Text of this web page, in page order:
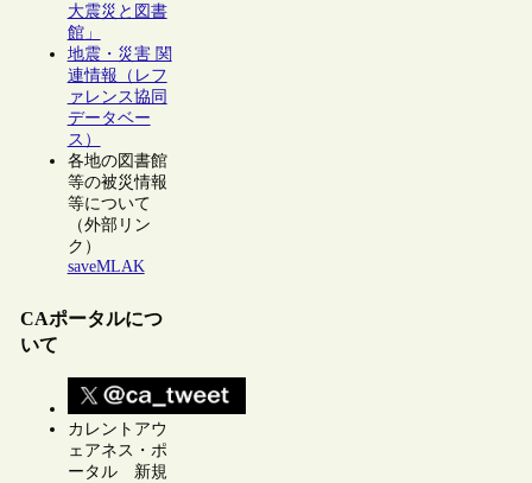
大震災と図書
館」
地震・災害 関
連情報（レフ
ァレンス協同
データベー
ス）
各地の図書館
等の被災情報
等について
（外部リン
ク）
saveMLAK
CAポータルにつ
いて
カレントアウ
ェアネス・ポ
ータル 新規